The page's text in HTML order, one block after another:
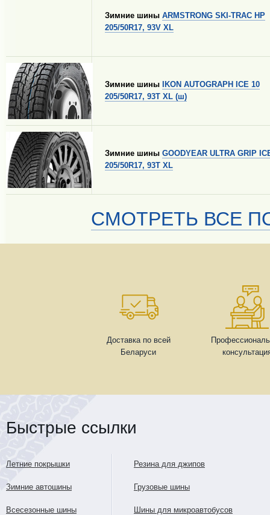
Зимние шины ARMSTRONG SKI-TRAC HP
205/50R17, 93V XL
Зимние шины
IKON AUTOGRAPH ICE 10
205/50R17, 93T XL (ш)
Зимние шины GOODYEAR ULTRA GRIP
205/50R17, 93T XL
СМОТРЕТЬ ВСЕ
Доставка по всей
Беларуси
Быстрые ссылки
Летние покрышки
Зимние автошины
Всесезонные шины
Резина для джипов
Грузовые шины
Шины для микроавтобусов